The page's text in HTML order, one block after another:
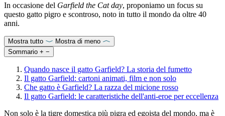
In occasione del Garfield the Cat day, proponiamo un focus su
questo gatto pigro e scontroso, noto in tutto il mondo da oltre 40
anni.
Mostra tutto
Mostra di meno
Sommario + −
Quando nasce il gatto Garfield? La storia del fumetto
Il gatto Garfield: cartoni animati, film e non solo
Che gatto è Garfield? La razza del micione rosso
Il gatto Garfield: le caratteristiche dell'anti-eroe per eccellenza
Non solo è la tigre domestica più pigra ed egoista del mondo, ma è